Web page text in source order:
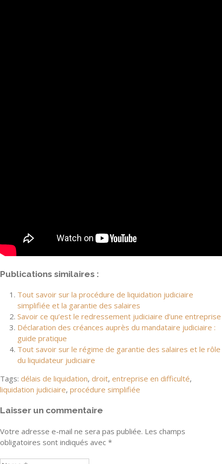
Publications similaires :
Tout savoir sur la procédure de liquidation judiciaire
simplifiée et la garantie des salaires
Savoir ce qu’est le redressement judiciaire d’une entreprise
Déclaration des créances auprès du mandataire judiciaire :
guide pratique
Tout savoir sur le régime de garantie des salaires et le rôle
du liquidateur judiciaire
Tags: délais de liquidation, droit, entreprise en difficulté,
liquidation judiciaire, procédure simplifiée
Laisser un commentaire
Votre adresse e-mail ne sera pas publiée. Les champs
obligatoires sont indiqués avec *